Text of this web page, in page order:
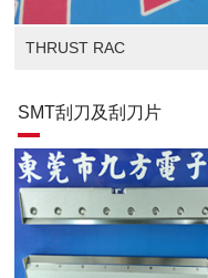
THRUST RAC
SMT刮刀及刮刀片